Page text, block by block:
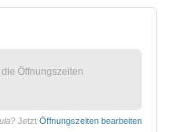
Öffnungszeiten
Jetzt Öffnungszeiten bearbeiten